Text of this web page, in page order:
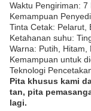
Waktu Pengiriman: 7
Kemampuan
Tinta Cetak: Pelarut,
Ketahanan suhu:
Warna: Putih, Hitam,
Kemampuan untuk
Teknologi
Pita khusus kami
tan, pita
lagi.